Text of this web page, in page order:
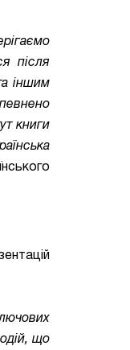
після
іншим
книги
що